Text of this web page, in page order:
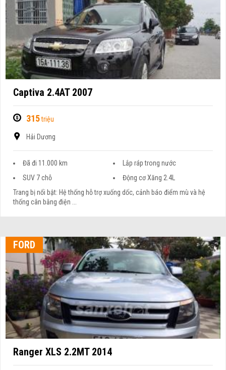
Captiva 2.4AT 2007
315triệu
Hải Dương
Đã đi 11.000 km
Lắp ráp trong nước
SUV 7 chỗ
Động cơ Xăng 2.4L
Trang bị nổi bật: Hệ thống hỗ trợ xuống dốc, cảnh báo điểm mù và hệ
thống cân bằng điện ...
FORD
Ranger XLS 2.2MT 2014